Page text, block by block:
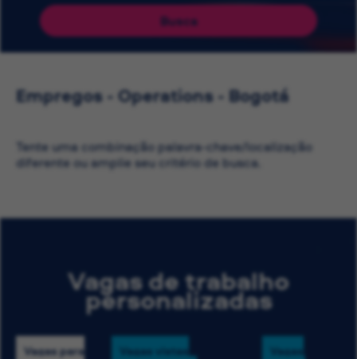
Busca
Empregos - Operations - Bogotá
Tente uma combinação palavra-chave/localização
diferente ou amplie seu critério de busca.
Vagas de trabalho
personalizadas
Vagas para
Vagas vistas
Vagas